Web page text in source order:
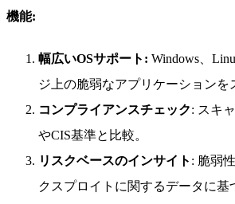
機能:
幅広いOSサポート: Windows、
ジ上の脆弱なアプリケーションを
コンプライアンスチェック: スキ
やCIS基準と比較。
リスクベースのインサイト : 脆弱
クスプロイトに関するデータに基